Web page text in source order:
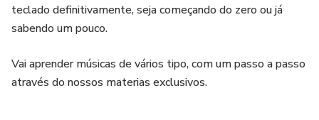
teclado definitivamente, seja começando do zero ou já
sabendo um pouco.
Vai aprender músicas de vários tipo, com um passo a passo
através do nossos materias exclusivos.